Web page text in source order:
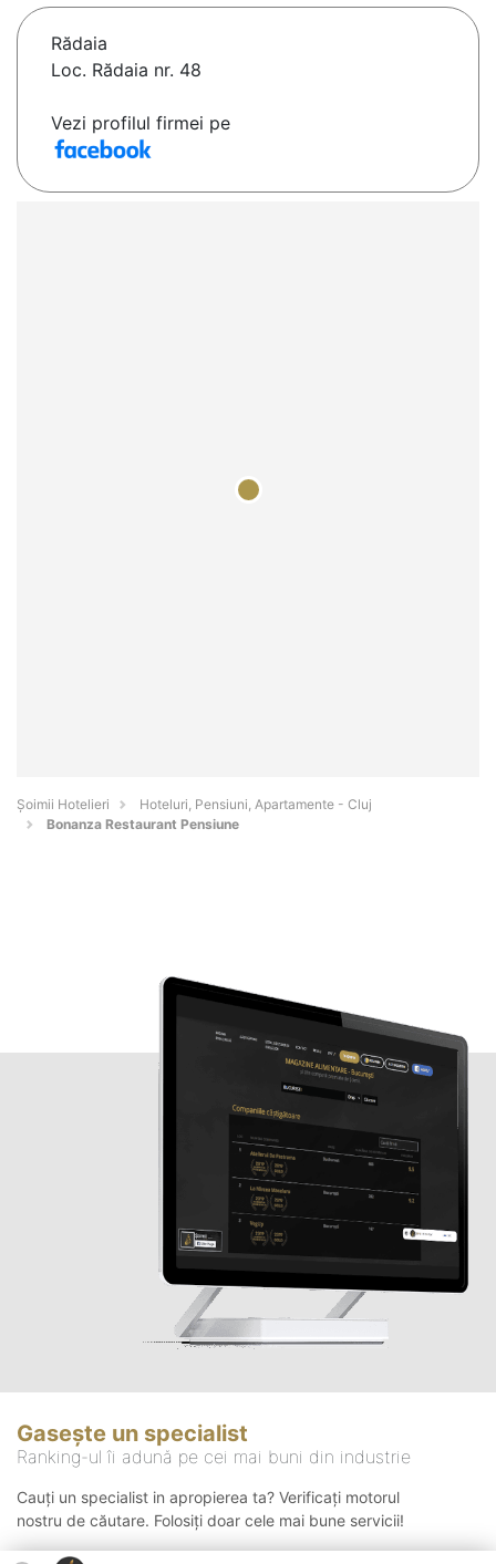
Rădaia
Loc. Rădaia nr. 48
Vezi profilul firmei pe
Șoimii Hotelieri
Hoteluri, Pensiuni, Apartamente - Cluj
Bonanza Restaurant Pensiune
Gasește un specialist
Ranking-ul îi adună pe cei mai buni din industrie
Cauți un specialist in apropierea ta? Verificați motorul
nostru de căutare. Folosiți doar cele mai bune servicii!